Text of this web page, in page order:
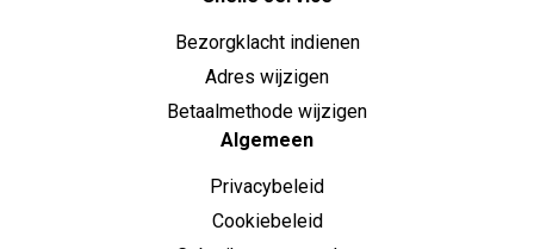
Bezorgklacht indienen
Adres wijzigen
Betaalmethode wijzigen
Algemeen
Privacybeleid
Cookiebeleid